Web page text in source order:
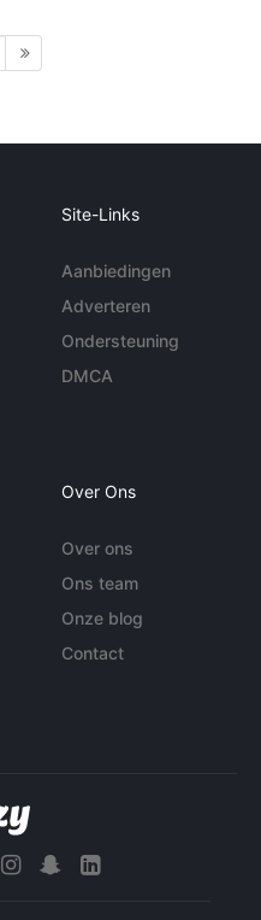
Site-Links
Aanbiedingen
Adverteren
Ondersteuning
DMCA
Over Ons
Over ons
Ons team
Onze blog
Contact